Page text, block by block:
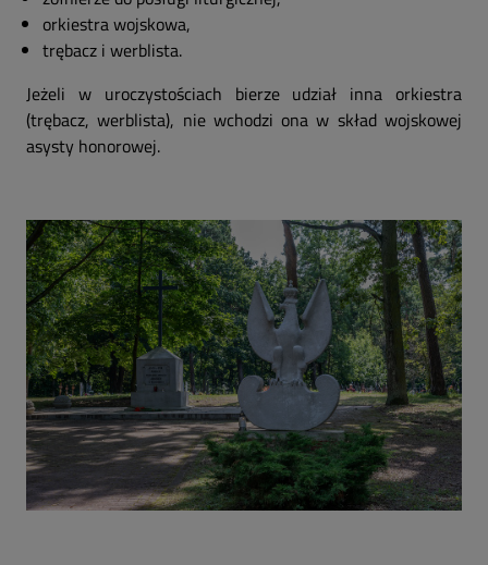
orkiestra wojskowa,
trębacz i werblista.
Jeżeli w uroczystościach bierze udział inna orkiestra
(trębacz, werblista), nie wchodzi ona w skład wojskowej
asysty honorowej.